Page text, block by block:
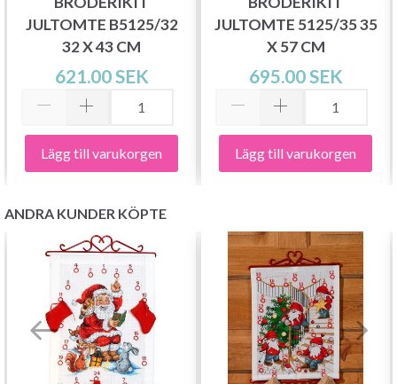
JULTOMTE B5125/32
32 X 43 CM
621.00 SEK
Lägg till varukorgen
JULTOMTE 5125/35 35
X 57 CM
695.00 SEK
Lägg till varukorgen
ANDRA KUNDER KÖPTE
Spara upp till 50%!
Bli en del av vår garn-gemenskap och få